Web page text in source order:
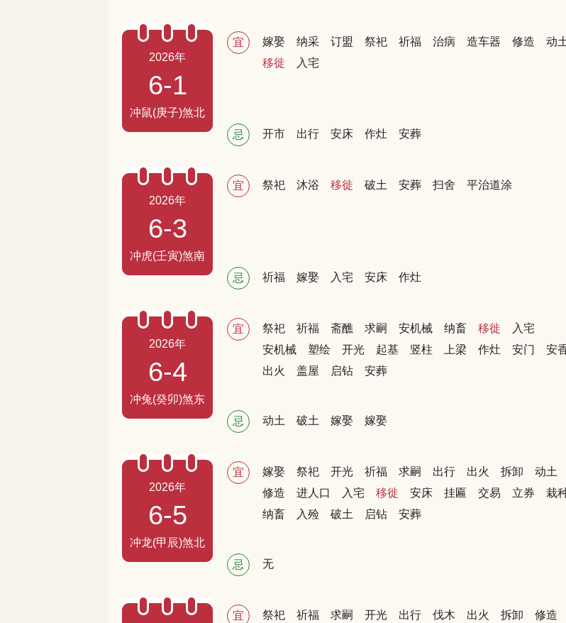
2026年
6-1
冲鼠(庚子)煞北
宜 嫁娶 纳采 订盟 祭祀 祈福 治病 造车器 修造
动
移徙
入宅
忌 开市 出行 安床 作灶 安葬
2026年
6-3
冲虎(壬寅)煞南
宜 祭祀 沐浴 移徙 破土 安葬 扫舍 平治道涂
忌 祈福 嫁娶 入宅 安床 作灶
2026年
6-4
冲兔(癸卯)煞东
宜 祭祀 祈福 斋醮 求嗣 安机械 纳畜 移徙
入宅
安机械
塑绘 开光 起基 竖柱 上梁 作灶 安门
安
出火
盖屋 启钻 安葬
忌 动土 破土 嫁娶 嫁娶
2026年
6-5
冲龙(甲辰)煞北
宜 嫁娶 祭祀 开光 祈福 求嗣 出行 出火 拆卸
动土
修造
进人口 入宅 移徙 安床 挂匾 交易 立券
栽
纳畜
入殓 破土 启钻 安葬
忌 无
宜 祭祀 祈福 求嗣 开光 出行 伐木 出火 拆卸
修造